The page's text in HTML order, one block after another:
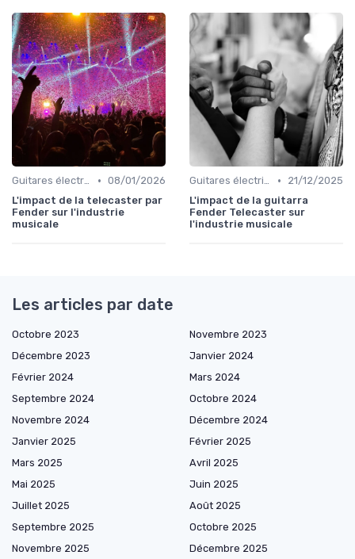
Guitares électriques et acoustiques • 08/01/2026
L'impact de la telecaster par
Fender sur l'industrie
musicale
Guitares électriques et acoustiques •
21/12/2025
L'impact de la guitarra
Fender Telecaster sur
l'industrie musicale
Les articles par date
Octobre 2023
Novembre 2023
Décembre 2023
Janvier 2024
Février 2024
Mars 2024
Septembre 2024
Octobre 2024
Novembre 2024
Décembre 2024
Janvier 2025
Février 2025
Mars 2025
Avril 2025
Mai 2025
Juin 2025
Juillet 2025
Août 2025
Septembre 2025
Octobre 2025
Novembre 2025
Décembre 2025